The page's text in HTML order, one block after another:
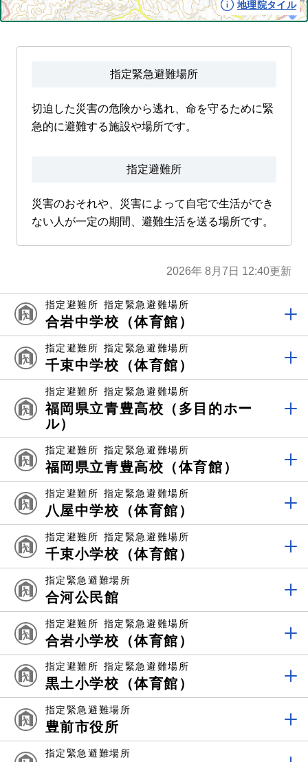
地理院タイル
指定緊急避難場所
切迫した災害の危険から逃れ、命を守るために緊
急的に避難する施設や場所です。
指定避難所
災害のおそれや、災害によって自宅で生活ができ
ない人が一定の期間、避難生活を送る場所です。
2026年 8月7日 12:40更新
指定避難所 指定緊急避難場所
合岩中学校（体育館）
指定避難所 指定緊急避難場所
千束中学校（体育館）
指定避難所 指定緊急避難場所
福岡県立青豊高校（多目的ホー
ル）
指定避難所 指定緊急避難場所
福岡県立青豊高校（体育館）
指定避難所 指定緊急避難場所
八屋中学校（体育館）
指定避難所 指定緊急避難場所
千束小学校（体育館）
指定緊急避難場所
合河公民館
指定避難所 指定緊急避難場所
合岩小学校（体育館）
指定避難所 指定緊急避難場所
黒土小学校（体育館）
指定緊急避難場所
豊前市役所
指定緊急避難場所